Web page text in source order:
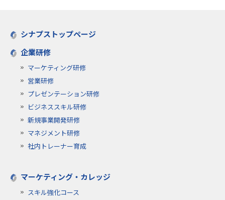
シナプストップページ
企業研修
マーケティング研修
営業研修
プレゼンテーション研修
ビジネススキル研修
新規事業開発研修
マネジメント研修
社内トレーナー育成
マーケティング・カレッジ
スキル強化コース